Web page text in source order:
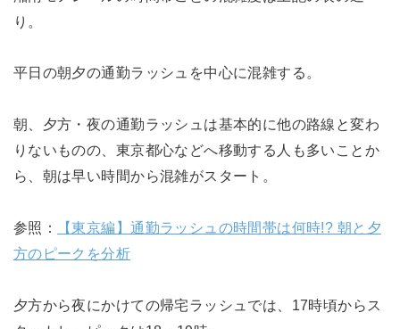
り。
平日の朝夕の通勤ラッシュを中心に混雑する。
朝、夕方・夜の通勤ラッシュは基本的に他の路線と変わ
りないものの、東京都心などへ移動する人も多いことか
ら、朝は早い時間から混雑がスタート。
参照：
【東京編】通勤ラッシュの時間帯は何時!? 朝と夕
方のピークを分析
夕方から夜にかけての帰宅ラッシュでは、17時頃からス